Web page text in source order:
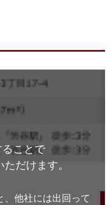
ことで
だけます。
、他社には出回って